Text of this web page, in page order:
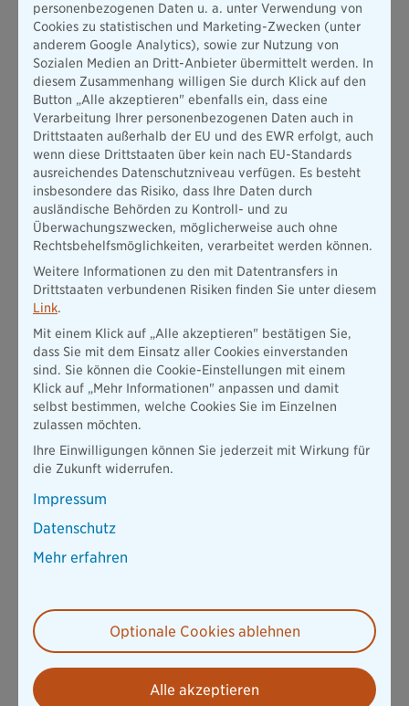
Starte deine Ausbildung bei der
Bayerischen
Bewirb dich jetzt auf eine unserer Ausbildungsstellen im
Innen- oder Außendienst.
Jetzt bewerben
Erfahre mehr über unsere
Ausbildungsberufe
Ausbildung zum Kaufmann für Versicherungen und
Finanzanlagen (m/w/d) - im Innendienst
Ausbildung zum Kaufmann für Versicherungen und
Finanzanlagen (m/w/d) - im Vertrieb
personenbezogenen Daten u. a. unter Verwendung von
Cookies zu statistischen und Marketing-Zwecken (unter
anderem Google Analytics), sowie zur Nutzung von
Sozialen Medien an Dritt-Anbieter übermittelt werden. In
diesem Zusammenhang willigen Sie durch Klick auf den
Button „Alle akzeptieren" ebenfalls ein, dass eine
Verarbeitung Ihrer personenbezogenen Daten auch in
Drittstaaten außerhalb der EU und des EWR erfolgt, auch
wenn diese Drittstaaten über kein nach EU-Standards
ausreichendes Datenschutzniveau verfügen. Es besteht
insbesondere das Risiko, dass Ihre Daten durch
ausländische Behörden zu Kontroll- und zu
Überwachungszwecken, möglicherweise auch ohne
Rechtsbehelfsmöglichkeiten, verarbeitet werden können.
Weitere Informationen zu den mit Datentransfers in
Drittstaaten verbundenen Risiken finden Sie unter diesem
Link.
Mit einem Klick auf „Alle akzeptieren" bestätigen Sie,
dass Sie mit dem Einsatz aller Cookies einverstanden
sind. Sie können die Cookie-Einstellungen mit einem
Klick auf „Mehr Informationen" anpassen und damit
selbst bestimmen, welche Cookies Sie im Einzelnen
zulassen möchten.
Ihre Einwilligungen können Sie jederzeit mit Wirkung für
die Zukunft widerrufen.
Impressum
Datenschutz
Mehr erfahren
Optionale Cookies ablehnen
Alle akzeptieren